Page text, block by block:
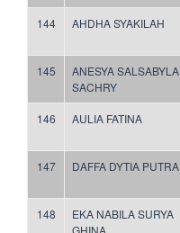
144 AHDHA SYAKILAH
145
ANESYA SALSABYLA
SACHRY
146 AULIA FATINA
147 DAFFA DYTIA PUTRA
148
EKA NABILA SURYA
GHINA